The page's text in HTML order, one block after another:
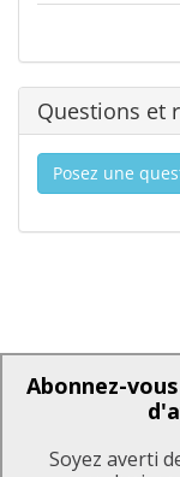
Questions et
Posez une